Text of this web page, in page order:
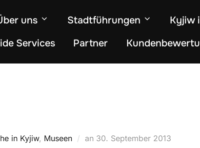
uns Stadtführungen
Kyjiw
Services
Partner
in Kyjiw, Museen an Veröffentlicht
30. September 2013